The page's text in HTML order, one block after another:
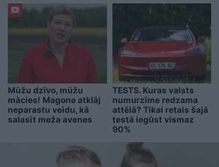
Mūžu dzīvo, mūžu
mācies! Magone atklāj
neparastu veidu, kā
salasīt meža avenes
TESTS. Kuras valsts
numurzīme redzama
attēlā? Tikai retais šajā
testā iegūst vismaz
90%